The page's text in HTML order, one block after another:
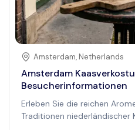
das bleibende Erinnerungen
Wertschätzung für die
Amsterdam, Netherlands
Amsterdam
Besucherinformationen
Erleben Sie die reichen
Traditionen niederländischer